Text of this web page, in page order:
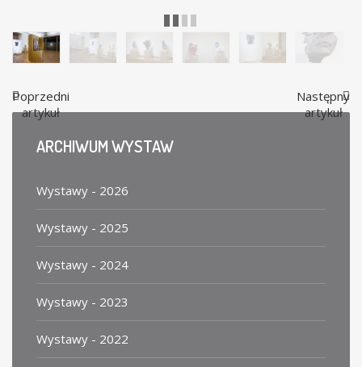
Poprzedni
artykuł
Następny
artykuł
ARCHIWUMWYSTAW
Wystawy - 2026
Wystawy - 2025
Wystawy - 2024
Wystawy - 2023
Wystawy - 2022